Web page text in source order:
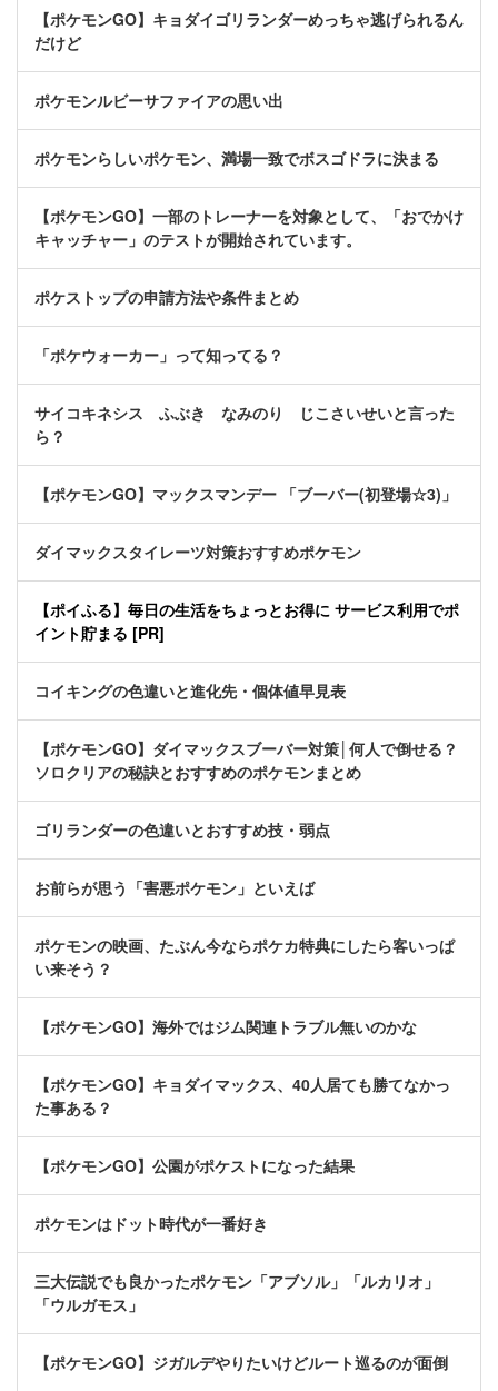
【ポケモンGO】キョダイゴリランダーめっちゃ逃げられるん
だけど
ポケモンルビーサファイアの思い出
ポケモンらしいポケモン、満場一致でボスゴドラに決まる
【ポケモンGO】一部のトレーナーを対象として、「おでかけ
キャッチャー」のテストが開始されています。
ポケストップの申請方法や条件まとめ
「ポケウォーカー」って知ってる？
サイコキネシス ふぶき なみのり じこさいせいと言った
ら？
【ポケモンGO】マックスマンデー 「ブーバー(初登場☆3)」
ダイマックスタイレーツ対策おすすめポケモン
【ポイふる】毎日の生活をちょっとお得に サービス利用でポ
イント貯まる [PR]
コイキングの色違いと進化先・個体値早見表
【ポケモンGO】ダイマックスブーバー対策│何人で倒せる？
ソロクリアの秘訣とおすすめのポケモンまとめ
ゴリランダーの色違いとおすすめ技・弱点
お前らが思う「害悪ポケモン」といえば
ポケモンの映画、たぶん今ならポケカ特典にしたら客いっぱ
い来そう？
【ポケモンGO】海外ではジム関連トラブル無いのかな
【ポケモンGO】キョダイマックス、40人居ても勝てなかっ
た事ある？
【ポケモンGO】公園がポケストになった結果
ポケモンはドット時代が一番好き
三大伝説でも良かったポケモン「アブソル」「ルカリオ」
「ウルガモス」
【ポケモンGO】ジガルデやりたいけどルート巡るのが面倒